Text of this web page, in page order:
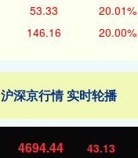
53.33 20.01%
146.16 20.00%
沪深京行情 实时轮播
4694.44 43.13